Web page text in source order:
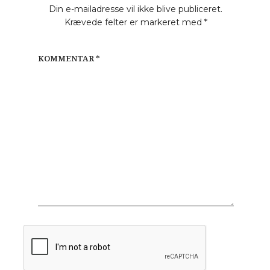
Din e-mailadresse vil ikke blive publiceret.
Krævede felter er markeret med *
KOMMENTAR*